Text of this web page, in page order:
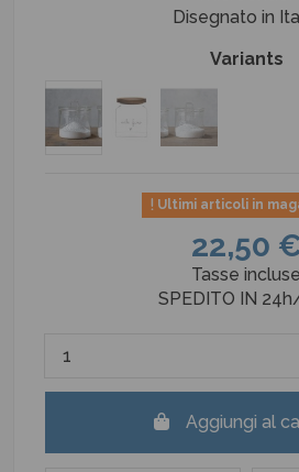
Disegnato in
Variants
Ultimi articoli in
22,50
Tasse incluse
SPEDITO IN
Aggiungi al